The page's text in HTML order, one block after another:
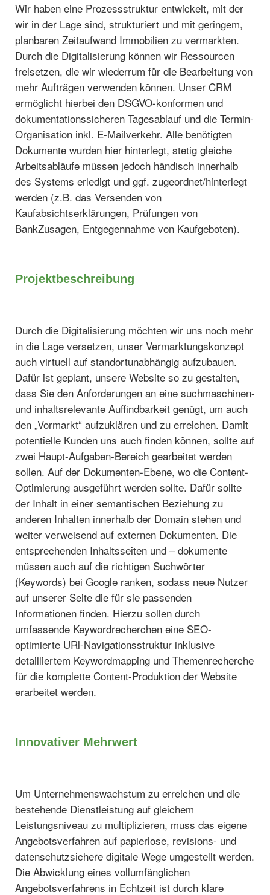
Wir haben eine Prozessstruktur entwickelt, mit der
wir in der Lage sind, strukturiert und mit geringem,
planbaren Zeitaufwand Immobilien zu vermarkten.
Durch die Digitalisierung können wir Ressourcen
freisetzen, die wir wiederrum für die Bearbeitung von
mehr Aufträgen verwenden können. Unser CRM
ermöglicht hierbei den DSGVO-konformen und
dokumentationssicheren Tagesablauf und die Termin-
Organisation inkl. E-Mailverkehr. Alle benötigten
Dokumente wurden hier hinterlegt, stetig gleiche
Arbeitsabläufe müssen jedoch händisch innerhalb
des Systems erledigt und ggf. zugeordnet/hinterlegt
werden (z.B. das Versenden von
Kaufabsichtserklärungen, Prüfungen von
BankZusagen, Entgegennahme von Kaufgeboten).
Projektbeschreibung
Durch die Digitalisierung möchten wir uns noch mehr
in die Lage versetzen, unser Vermarktungskonzept
auch virtuell auf standortunabhängig aufzubauen.
Dafür ist geplant, unsere Website so zu gestalten,
dass Sie den Anforderungen an eine suchmaschinen-
und inhaltsrelevante Auffindbarkeit genügt, um auch
den „Vormarkt“ aufzuklären und zu erreichen. Damit
potentielle Kunden uns auch finden können, sollte auf
zwei Haupt-Aufgaben-Bereich gearbeitet werden
sollen. Auf der Dokumenten-Ebene, wo die Content-
Optimierung ausgeführt werden sollte. Dafür sollte
der Inhalt in einer semantischen Beziehung zu
anderen Inhalten innerhalb der Domain stehen und
weiter verweisend auf externen Dokumenten. Die
entsprechenden Inhaltsseiten und – dokumente
müssen auch auf die richtigen Suchwörter
(Keywords) bei Google ranken, sodass neue Nutzer
auf unserer Seite die für sie passenden
Informationen finden. Hierzu sollen durch
umfassende Keywordrecherchen eine SEO-
optimierte URl-Navigationsstruktur inklusive
detailliertem Keywordmapping und Themenrecherche
für die komplette Content-Produktion der Website
erarbeitet werden.
Innovativer Mehrwert
Um Unternehmenswachstum zu erreichen und die
bestehende Dienstleistung auf gleichem
Leistungsniveau zu multiplizieren, muss das eigene
Angebotsverfahren auf papierlose, revisions- und
datenschutzsichere digitale Wege umgestellt werden.
Die Abwicklung eines vollumfänglichen
Angebotsverfahrens in Echtzeit ist durch klare